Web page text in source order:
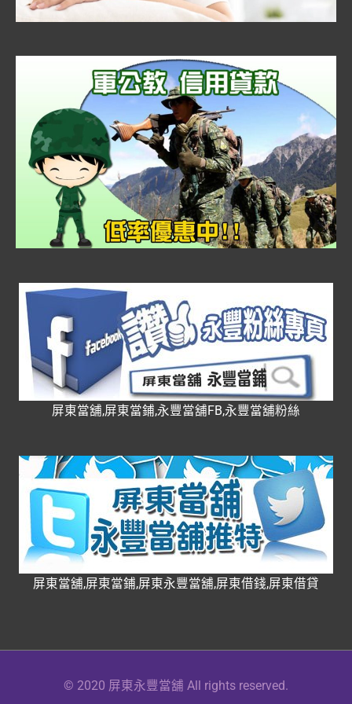
屏東當舖,屏東當鋪,永豐當舖FB,永豐當舖粉絲
屏東當舖,屏東當鋪,屏東永豐當舖,屏東借錢,屏東借貸
© 2020 屏東永豐當舖 All rights reserved.